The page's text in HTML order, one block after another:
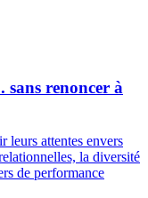
renoncer à
leurs attentes envers
la diversité
de performance